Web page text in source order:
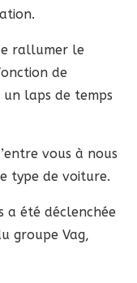
rallumer le
de
laps de temps
vous à nous
type de voiture.
a été déclenchée
groupe Vag,